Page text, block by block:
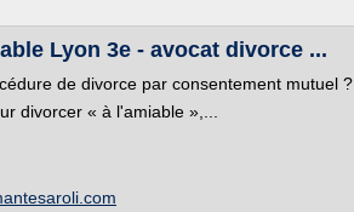
Lyon 3e - avocat divorce ...
de divorce par consentement mutuel ?
divorcer « à l'amiable »,...